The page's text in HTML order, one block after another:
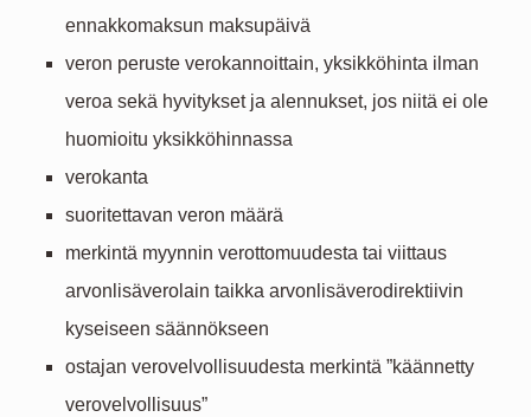
ennakkomaksun maksupäivä
veron peruste verokannoittain, yksikköhinta ilman
veroa sekä hyvitykset ja alennukset, jos niitä ei ole
huomioitu yksikköhinnassa
verokanta
suoritettavan veron määrä
merkintä myynnin verottomuudesta tai viittaus
arvonlisäverolain taikka arvonlisäverodirektiivin
kyseiseen säännökseen
ostajan verovelvollisuudesta merkintä ”käännetty
verovelvollisuus”